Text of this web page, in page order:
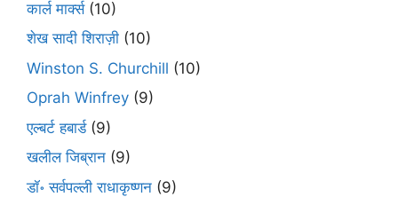
कार्ल मार्क्स(10)
शेख सादी शिराज़ी (10)
Winston S. Churchill (10)
Oprah Winfrey (9)
एल्बर्ट हबार्ड(9)
खलील जिब्रान (9)
डॉ॰ सर्वपल्ली राधाकृष्णन (9)